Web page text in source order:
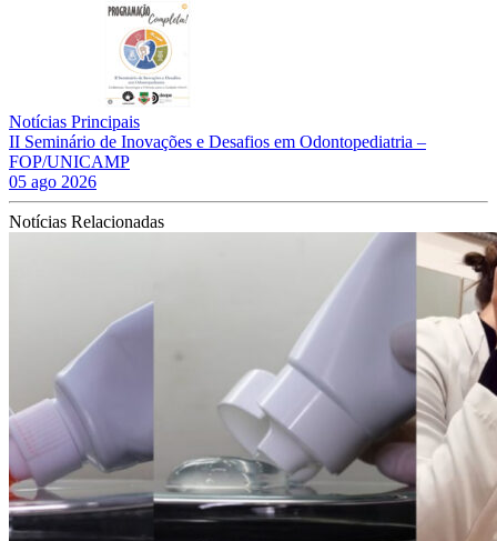
Notícias Principais
II Seminário de Inovações e Desafios em Odontopediatria –
FOP/UNICAMP
05 ago 2026
Notícias Relacionadas